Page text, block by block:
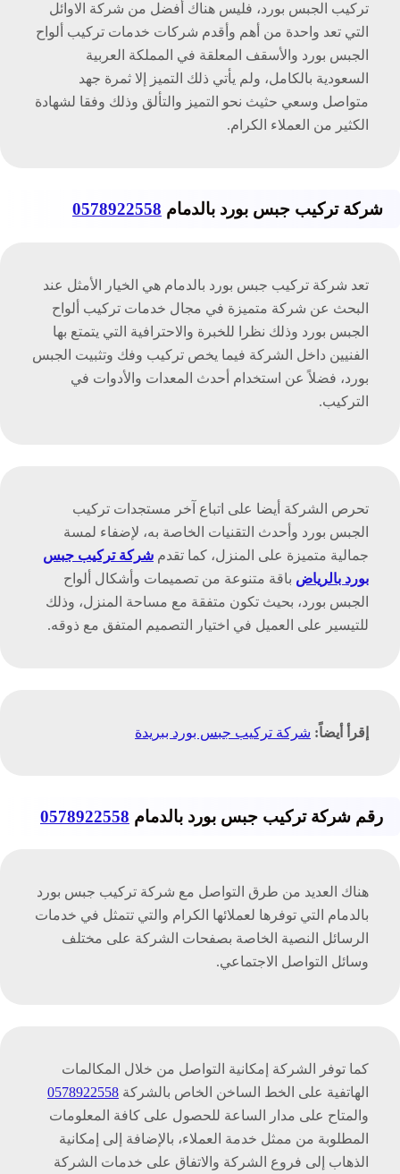
تركيب الجبس بورد، فليس هناك أفضل من شركة الاوائل
التي تعد واحدة من أهم وأقدم شركات خدمات تركيب ألواح
الجبس بورد والأسقف المعلقة في المملكة العربية
السعودية بالكامل، ولم يأتي ذلك التميز إلا ثمرة جهد
متواصل وسعي حثيث نحو التميز والتألق وذلك وفقا لشهادة
الكثير من العملاء الكرام.
شركة تركيب جبس بورد بالدمام 0578922558
تعد شركة تركيب جبس بورد بالدمام هي الخيار الأمثل عند
البحث عن شركة متميزة في مجال خدمات تركيب ألواح
الجبس بورد وذلك نظرا للخبرة والاحترافية التي يتمتع بها
الفنيين داخل الشركة فيما يخص تركيب وفك وتثبيت الجبس
بورد، فضلاً عن استخدام أحدث المعدات والأدوات في
التركيب.
تحرص الشركة أيضا على اتباع آخر مستجدات تركيب
الجبس بورد وأحدث التقنيات الخاصة به، لإضفاء لمسة
جمالية متميزة على المنزل، كما تقدم شركة تركيب جبس
بورد بالرياض باقة متنوعة من تصميمات وأشكال ألواح
الجبس بورد، بحيث تكون متفقة مع مساحة المنزل، وذلك
للتيسير على العميل في اختيار التصميم المتفق مع ذوقه.
إقرأ أيضاً: شركة تركيب جبس بورد ببريدة
رقم شركة تركيب جبس بورد بالدمام 0578922558
هناك العديد من طرق التواصل مع شركة تركيب جبس بورد
بالدمام التي توفرها لعملائها الكرام والتي تتمثل في خدمات
الرسائل النصية الخاصة بصفحات الشركة على مختلف
وسائل التواصل الاجتماعي.
كما توفر الشركة إمكانية التواصل من خلال المكالمات
الهاتفية على الخط الساخن الخاص بالشركة 0578922558
والمتاح على مدار الساعة للحصول على كافة المعلومات
المطلوبة من ممثل خدمة العملاء، بالإضافة إلى إمكانية
الذهاب إلى فروع الشركة والاتفاق على خدمات الشركة